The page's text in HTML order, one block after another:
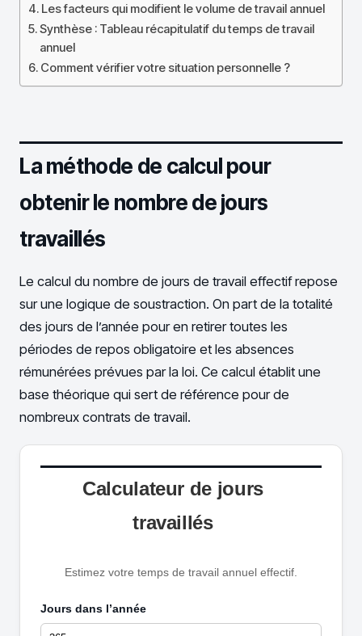
Les facteurs qui modifient le volume de travail annuel
Synthèse : Tableau récapitulatif du temps de travail
annuel
Comment vérifier votre situation personnelle ?
La méthode de calcul pour
obtenir le nombre de jours
travaillés
Le calcul du nombre de jours de travail effectif repose
sur une logique de soustraction. On part de la totalité
des jours de l’année pour en retirer toutes les
périodes de repos obligatoire et les absences
rémunérées prévues par la loi. Ce calcul établit une
base théorique qui sert de référence pour de
nombreux contrats de travail.
Calculateur de jours
travaillés
Estimez votre temps de travail annuel effectif.
Jours dans l’année